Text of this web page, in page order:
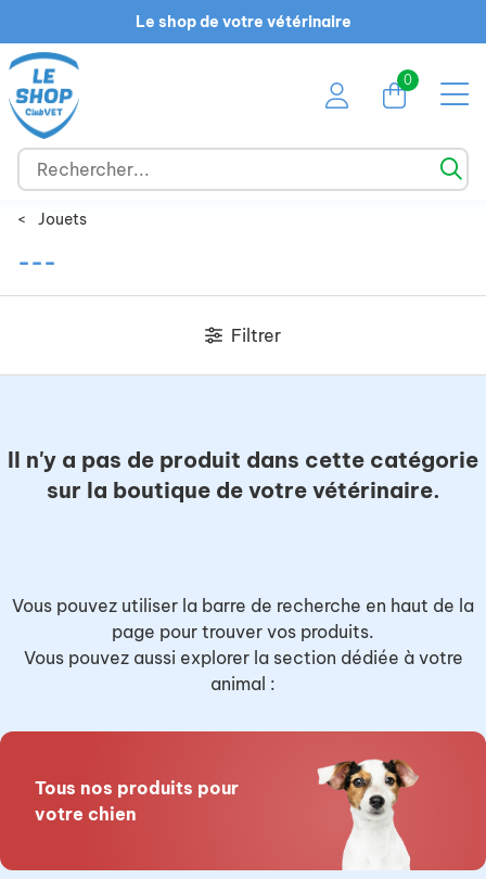
Le shop de votre vétérinaire
0
< Jouets
---
Filtrer
Il n'y a pas de produit dans cette catégorie
sur la boutique de votre vétérinaire.
Vous pouvez utiliser la barre de recherche en haut de la
page pour trouver vos produits.
Vous pouvez aussi explorer la section dédiée à votre
animal :
Tous nos produits pour
votre chien